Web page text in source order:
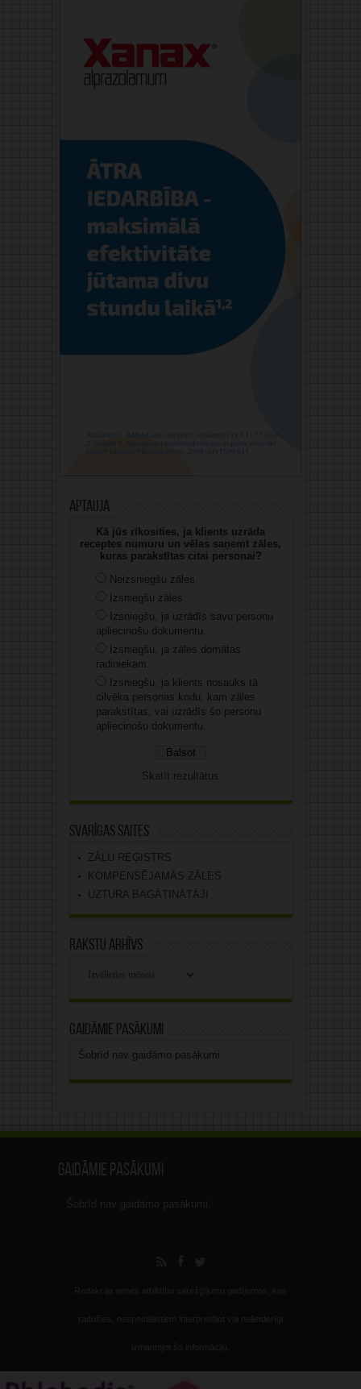
Aptauja
Kā jūs rīkosities, ja klients uzrāda
receptes numuru un vēlas saņemt zāles,
kuras parakstītas citai personai?
Neizsniegšu zāles.
Izsniegšu zāles.
Izsniegšu, ja uzrādīs savu personu
apliecinošu dokumentu.
Izsniegšu, ja zāles domātas
radiniekam.
Izsniegšu, ja klients nosauks tā
cilvēka personas kodu, kam zāles
parakstītas, vai uzrādīs šo personu
apliecinošu dokumentu.
Skatīt rezultātus
Svarīgas saites
ZĀĻU REĢISTRS
KOMPENSĒJAMĀS ZĀLES
UZTURA BAGĀTINĀTĀJI
Rakstu arhīvs
Gaidāmie pasākumi
Šobrīd nav gaidāmo pasākumi.
Gaidāmie pasākumi
Šobrīd nav gaidāmo pasākumi.
Redakcija nenes atbildību sarežģījumu gadījumos, kas